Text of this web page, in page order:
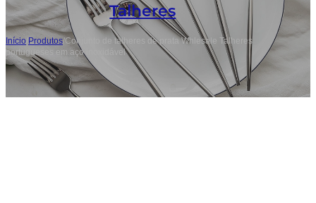
Talheres
Início Produtos/Conjunto de talheres de prata Whlesale Talheres
portugueses em aço inoxidável